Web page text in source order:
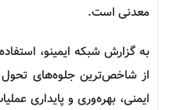
معدنی است.
به گزارش شبکه ایمینو،
از شاخص‌ترین جلوه‌های
ایمنی، بهره‌وری و پایداری